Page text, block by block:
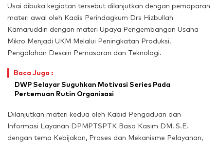
Usai dibuka kegiatan tersebut dilanjutkan dengan pemaparan
materi awal oleh Kadis Perindagkum Drs Hizbullah
Kamaruddin dengan materi Upaya Pengembangan Usaha
Mikro Menjadi UKM Melalui Peningkatan Produksi,
Pengolahan Desain Pemasaran dan Teknologi.
Baca Juga :
DWP Selayar Suguhkan Motivasi Series Pada
Pertemuan Rutin Organisasi
Dilanjutkan materi kedua oleh Kabid Pengaduan dan
Informasi Layanan DPMPTSPTK Baso Kasim DM, S.E.
dengan tema Kebijakan, Proses dan Mekanisme Pelayanan,